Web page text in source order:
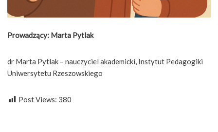
Prowadzący: Marta Pytlak
dr Marta Pytlak – nauczyciel akademicki, Instytut Pedagogiki
Uniwersytetu Rzeszowskiego
Post Views: 380